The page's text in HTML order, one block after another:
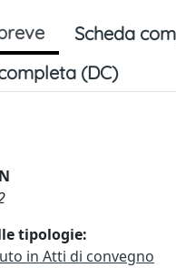
Scheda
(DC)
tipologie:
in Atti di convegno